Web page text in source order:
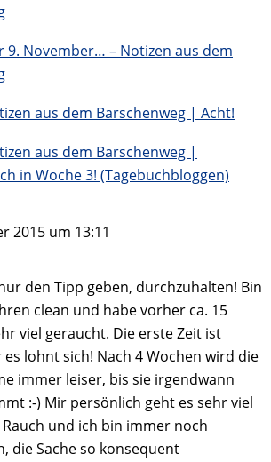
9. November… – Notizen aus dem
aus dem Barschenweg | Acht!
aus dem Barschenweg |
in Woche 3! (Tagebuchbloggen)
2015 um 13:11
den Tipp geben, durchzuhalten! Bin
clean und habe vorher ca. 15
viel geraucht. Die erste Zeit ist
es lohnt sich! Nach 4 Wochen wird die
immer leiser, bis sie irgendwann
:-) Mir persönlich geht es sehr viel
und ich bin immer noch
die Sache so konsequent